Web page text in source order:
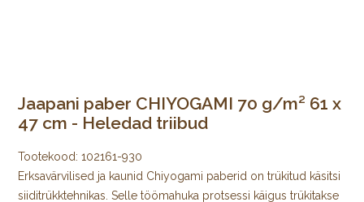
Jaapani paber CHIYOGAMI 70 g/m² 61 x
47 cm - Heledad triibud
Tootekood: 102161-930
Erksavärvilised ja kaunid Chiyogami paberid on trükitud käsitsi
siiditrükktehnikas. Selle töömahuka protsessi käigus trükitakse